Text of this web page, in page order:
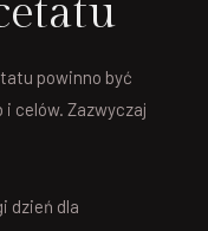
powinno być
celów. Zazwyczaj
dzień dla